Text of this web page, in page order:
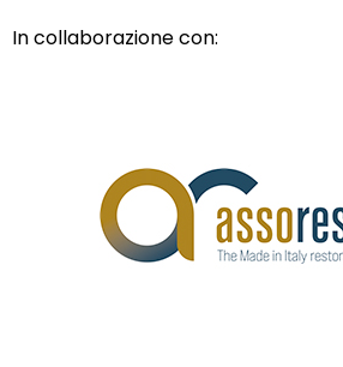
In collaborazione con: